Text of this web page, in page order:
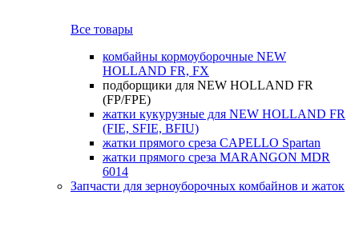
Все товары
комбайны кормоуборочные NEW
HOLLAND FR, FX
подборщики для NEW HOLLAND FR
(FP/FPE)
жатки кукурузные для NEW HOLLAND FR
(FIE, SFIE, BFIU)
жатки прямого среза CAPELLO Spartan
жатки прямого среза MARANGON MDR
6014
Запчасти для зерноуборочных комбайнов и жаток